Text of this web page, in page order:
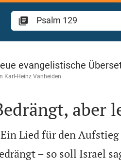
129
evangelistische
Karl-Heinz Vanheiden
aber
Ein Lied für den Aufstieg
– so soll Israel